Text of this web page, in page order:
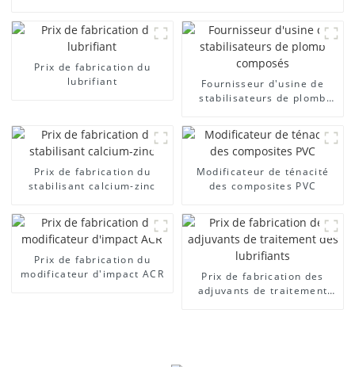
Prix ​​de fabrication du
lubrifiant
Fournisseur d'usine de
stabilisateurs de plomb
Prix ​​de fabrication du
stabilisant calcium-zinc
Modificateur de ténacité
des composites PVC
Prix ​​de fabrication du
modificateur d'impact ACR
Prix ​​de fabrication des
adjuvants de traitement